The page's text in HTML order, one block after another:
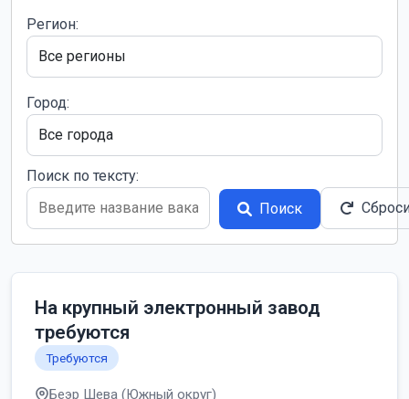
Регион:
Город:
Поиск по тексту:
Поиск
На крупный электронный завод
требуются
Требуются
Беэр Шева (Южный округ)